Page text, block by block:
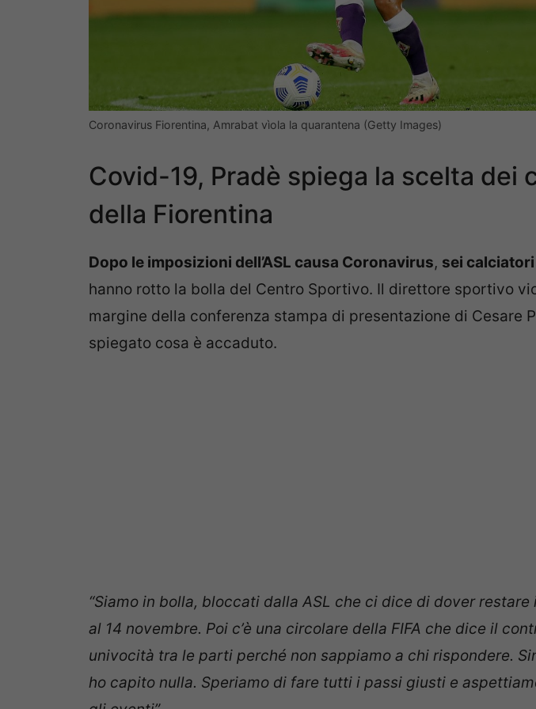
Coronavirus Fiorentina, Amrabat vìola la quarantena (Getty Images)
Covid-19, Pradè spiega la scelta dei
della Fiorentina
Dopo le imposizioni dell’ASL causa Coronavirus, sei
hanno rotto la bolla del Centro Sportivo. Il direttore sportivo
margine della conferenza stampa di presentazione di Cesare
spiegato cosa è accaduto.
“Siamo in bolla, bloccati dalla ASL che ci dice di dover
al 14 novembre. Poi c’è una circolare della FIFA che dice il
univocità tra le parti perché non sappiamo a chi rispondere.
ho capito nulla. Speriamo di fare tutti i passi giusti e